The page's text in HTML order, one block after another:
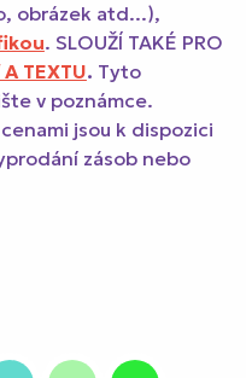
obrázek atd...),
. SLOUŽÍ TAKÉ PRO
TEXTU. Tyto
v poznámce.
jsou k dispozici
zásob nebo